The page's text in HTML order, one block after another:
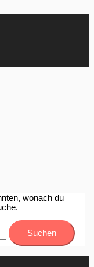
wonach du